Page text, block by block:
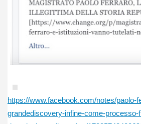
https://www.facebook.com/notes/paolo-
grandediscovery-infine-come-processo-